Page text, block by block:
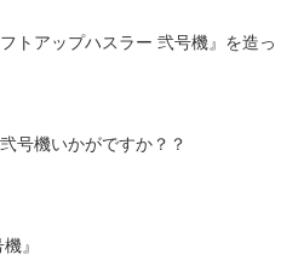
トアップハスラー 弐号機』を造っ
号機いかがですか？？
』